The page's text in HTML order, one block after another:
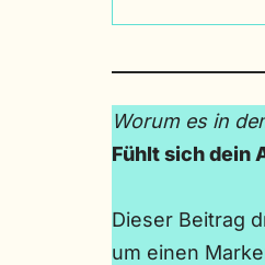
Worum es in
Fühlt sich dein
Dieser Beitrag
um einen